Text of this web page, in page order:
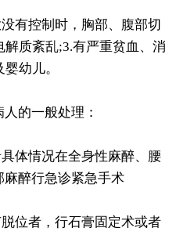
控制时，胸部、腹部切
质紊乱;3.有严重贫血、消
幼儿。
的一般处理：
体情况在全身性麻醉、腰
醉行急诊紧急手术
位者，行石膏固定术或者